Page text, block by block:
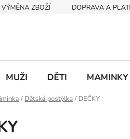
ZBOŽÍ DOPRAVA A
MUŽI DĚTI MAMINKY
/ Dětská postýlka / DEČKY